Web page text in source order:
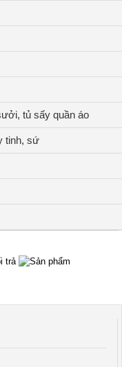
tủ sấy quần áo
tinh, sứ